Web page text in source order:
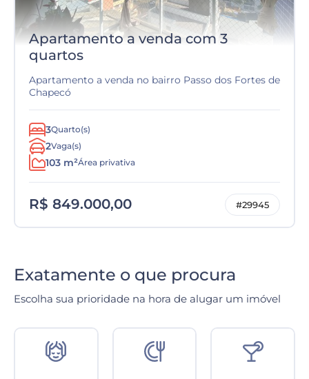
Apartamento a venda com 3
quartos
Apartamento a venda no bairro Passo dos Fortes de
Chapecó
3Quarto(s)
2Vaga(s)
103 m²Área privativa
R$ 849.000,00 #29945
Exatamente o que procura
Escolha sua prioridade na hora de alugar um imóvel